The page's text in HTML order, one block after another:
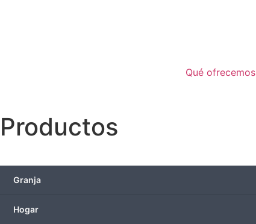
Qué ofrecemos
Productos
Granja
Hogar